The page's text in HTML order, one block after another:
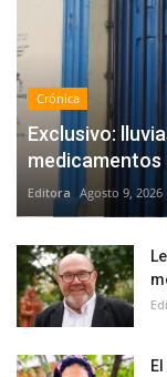
Crónica
Exclusivo:
medicamentos
Editora Agosto 9, 2026